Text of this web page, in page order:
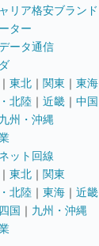
リア格安ブランド
ター
ータ通信
｜ 東北 ｜ 関東 ｜ 東海
北陸 ｜ 近畿 ｜ 中国
九州・沖縄
ット回線
｜ 東北 ｜ 関東
北陸 ｜ 東海 ｜ 近畿
国 ｜ 九州・沖縄